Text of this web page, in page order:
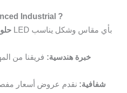
Industrial ?
خبرة هندسية: فريقنا من
شفافية: نقدم عروض أسعار